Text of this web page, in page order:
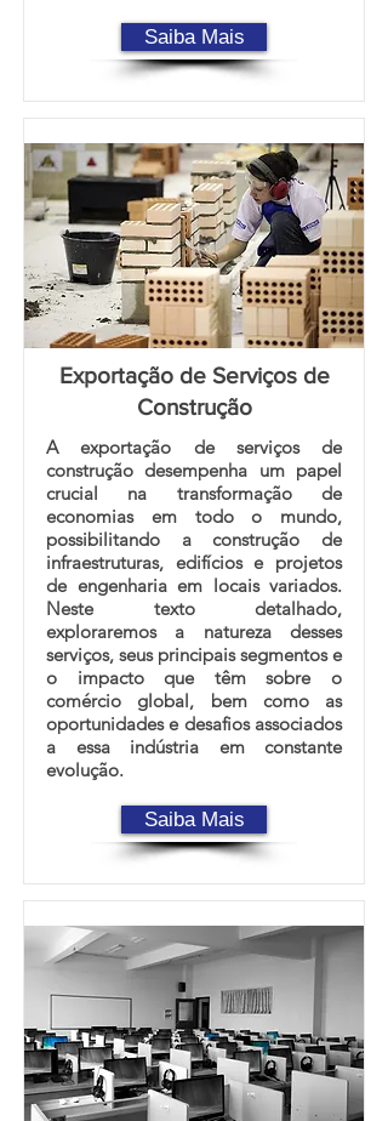
Saiba Mais
Exportação de Serviços de
Construção
A exportação de serviços de
construção desempenha um papel
crucial na transformação de
economias em todo o mundo,
possibilitando a construção de
infraestruturas, edifícios e projetos
de engenharia em locais variados.
Neste texto detalhado,
exploraremos a natureza desses
serviços, seus principais segmentos e
o impacto que têm sobre o
comércio global, bem como as
oportunidades e desafios associados
a essa indústria em constante
evolução.
Saiba Mais